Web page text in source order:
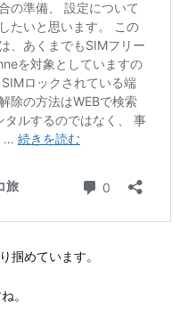
掴めています。
。